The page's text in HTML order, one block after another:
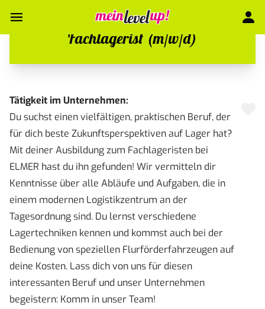
Fachlagerist (m/w/d)
Tätigkeit im Unternehmen:
Du suchst einen vielfältigen, praktischen Beruf, der
für dich beste Zukunftsperspektiven auf Lager hat?
Mit deiner Ausbildung zum Fachlageristen bei
ELMER hast du ihn gefunden! Wir vermitteln dir
Kenntnisse über alle Abläufe und Aufgaben, die in
einem modernen Logistikzentrum an der
Tagesordnung sind. Du lernst verschiedene
Lagertechniken kennen und kommst auch bei der
Bedienung von speziellen Flurförderfahrzeugen auf
deine Kosten. Lass dich von uns für diesen
interessanten Beruf und unser Unternehmen
begeistern: Komm in unser Team!